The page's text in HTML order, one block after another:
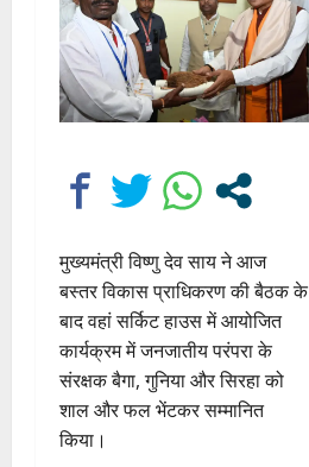
मुख्यमंत्री विष्णु देव साय ने आज
बस्तर विकास प्राधिकरण की बैठक के
बाद वहां सर्किट हाउस में आयोजित
कार्यक्रम में जनजातीय परंपरा के
संरक्षक बैगा, गुनिया और सिरहा को
शाल और फल भेंटकर सम्मानित
किया।